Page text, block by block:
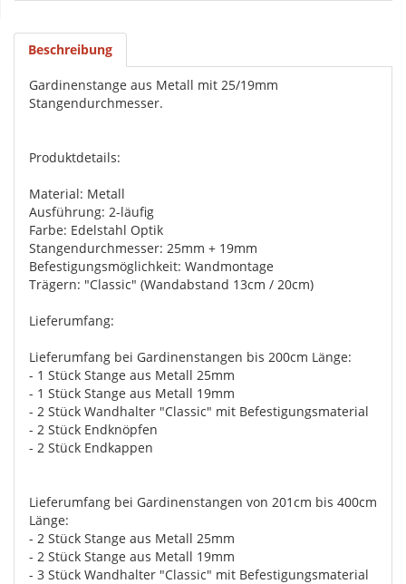
Beschreibung
Gardinenstange aus Metall mit 25/19mm
Stangendurchmesser.
Produktdetails:
Material: Metall
Ausführung: 2-läufig
Farbe: Edelstahl Optik
Stangendurchmesser: 25mm + 19mm
Befestigungsmöglichkeit: Wandmontage
Trägern: "Classic" (Wandabstand 13cm / 20cm)
Lieferumfang:
Lieferumfang bei Gardinenstangen bis 200cm Länge:
- 1 Stück Stange aus Metall 25mm
- 1 Stück Stange aus Metall 19mm
- 2 Stück Wandhalter "Classic" mit Befestigungsmaterial
- 2 Stück Endknöpfen
- 2 Stück Endkappen
Lieferumfang bei Gardinenstangen von 201cm bis 400cm
Länge:
- 2 Stück Stange aus Metall 25mm
- 2 Stück Stange aus Metall 19mm
- 3 Stück Wandhalter "Classic" mit Befestigungsmaterial